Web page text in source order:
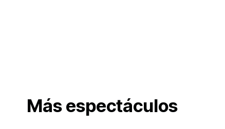
Más espectáculos